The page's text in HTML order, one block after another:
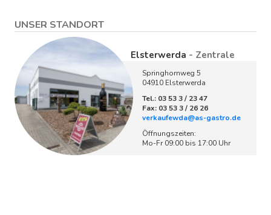
UNSER STANDORT
Elsterwerda - Zentrale
Springhornweg 5
04910 Elsterwerda
Tel.: 03 53 3 / 23 47
Fax: 03 53 3 / 26 26
verkaufewda@as-gastro.de
Öffnungszeiten:
Mo-Fr 09:00 bis 17:00 Uhr